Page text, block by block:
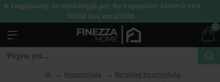
☀️ Ενημέρωση: Το κατάστημά μας θα παραμείνει κλειστό από
10/08 έως και 23/08.
0
Κουρτινόξυλα
Μεταλλικά Κουρτινόξυλα